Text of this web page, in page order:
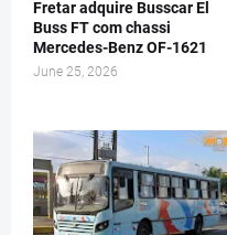
Fretar adquire Busscar El
Buss FT com chassi
Mercedes-Benz OF-1621
June 25, 2026